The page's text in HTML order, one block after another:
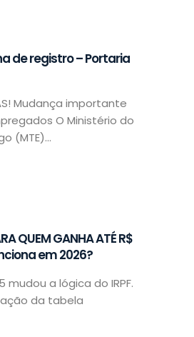
de registro – Portaria
Mudança importante
O Ministério do
(MTE)...
QUEM GANHA ATÉ R$
em 2026?
mudou a lógica do IRPF.
da tabela